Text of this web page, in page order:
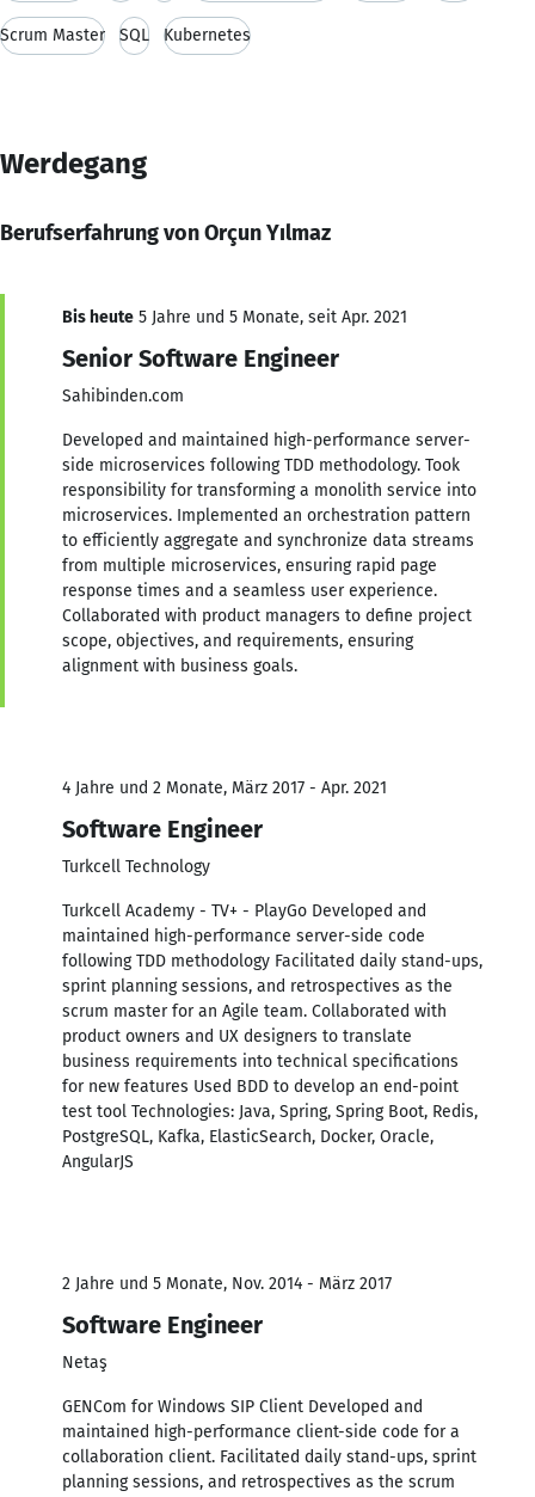
Scrum Master SQL Kubernetes
Werdegang
Berufserfahrung von Orçun Yılmaz
Bis heute 5 Jahre und 5 Monate, seit Apr. 2021
Senior Software Engineer
Sahibinden.com
Developed and maintained high-performance server-
side microservices following TDD methodology. Took
responsibility for transforming a monolith service into
microservices. Implemented an orchestration pattern
to efficiently aggregate and synchronize data streams
from multiple microservices, ensuring rapid page
response times and a seamless user experience.
Collaborated with product managers to define project
scope, objectives, and requirements, ensuring
alignment with business goals.
4 Jahre und 2 Monate, März 2017 - Apr. 2021
Software Engineer
Turkcell Technology
Turkcell Academy - TV+ - PlayGo Developed and
maintained high-performance server-side code
following TDD methodology Facilitated daily stand-ups,
sprint planning sessions, and retrospectives as the
scrum master for an Agile team. Collaborated with
product owners and UX designers to translate
business requirements into technical specifications
for new features Used BDD to develop an end-point
test tool Technologies: Java, Spring, Spring Boot, Redis,
PostgreSQL, Kafka, ElasticSearch, Docker, Oracle,
AngularJS
2 Jahre und 5 Monate, Nov. 2014 - März 2017
Software Engineer
Netaş
GENCom for Windows SIP Client Developed and
maintained high-performance client-side code for a
collaboration client. Facilitated daily stand-ups, sprint
planning sessions, and retrospectives as the scrum